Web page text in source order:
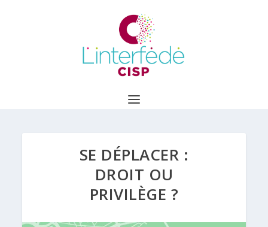
SE DÉPLACER :
DROIT OU
PRIVILÈGE ?